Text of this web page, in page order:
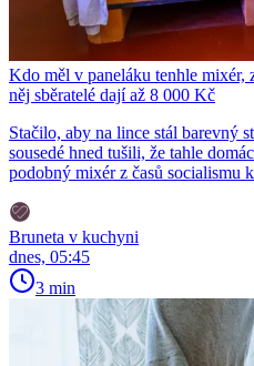
Kdo měl v paneláku tenhle mixér,
něj sběratelé dají až 8 000 Kč
Stačilo, aby na lince stál barevný
sousedé hned tušili, že tahle
podobný mixér z časů socialismu
Bruneta v kuchyni
dnes, 05:45
3 min